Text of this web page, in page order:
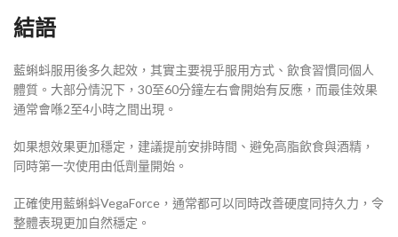
結語
藍蝌蚪服用後多久起效，其實主要視乎服用方式、飲食習慣同個人
體質。大部分情況下，30至60分鐘左右會開始有反應，而最佳效果
通常會喺2至4小時之間出現。
如果想效果更加穩定，建議提前安排時間、避免高脂飲食與酒精，
同時第一次使用由低劑量開始。
正確使用藍蝌蚪VegaForce，通常都可以同時改善硬度同持久力，令
整體表現更加自然穩定。